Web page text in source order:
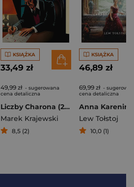
KSIĄŻKA
33,49 zł
49,99 zł - sugerowana
cena detaliczna
Liczby Charona (2026)
Marek Krajewski
8,5 (2)
KSIĄŻKA
46,89 zł
69,99 zł -
cena detaliczna
Lew Tołstoj
10,0 (1)